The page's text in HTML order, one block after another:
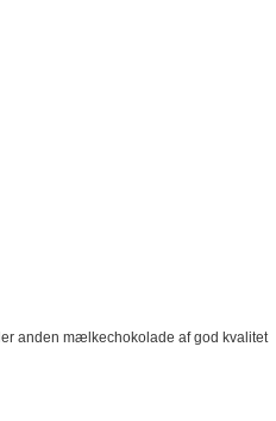
anden mælkechokolade af god kvalitet